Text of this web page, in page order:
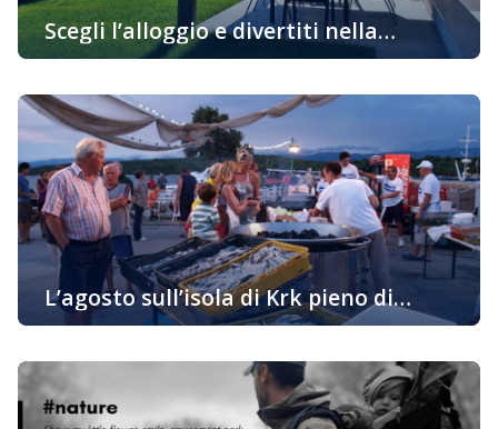
Scegli l’alloggio e divertiti nella
bellissima tarda estate sull’isola di
ferie in luglio e agosto, esiste quella minoranza di turisti
che si divertono all’infuori “dall’alta stagione”, nella tarda,
chiamata anche estate della nonna. Non è inopportuno
ripetere che è un’ottima idea se avete in piano di
permanere sull’isola di Krk in quanto i giorni soleggiati, le
[…]
L’agosto sull’isola di Krk pieno di
attività e eventi interessanti per
in numeri piccoli e limitati rispetto agli anni precedenti, di
nuovo possiamo attendere una vera estate sull’isola di
Krk. Luglio e agosto sono segnati da numerose